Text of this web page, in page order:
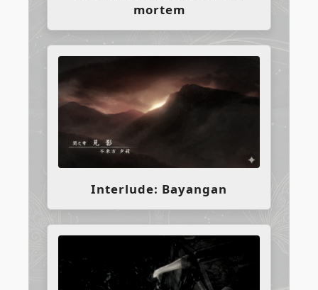
mortem
Interlude: Bayangan